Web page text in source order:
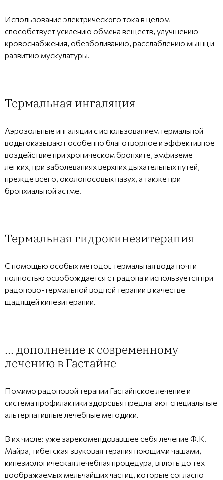
Использование электрического тока в целом
способствует усилению обмена веществ, улучшению
кровоснабжения, обезболиванию, расслаблению мышц и
развитию мускулатуры.
Термальная ингаляция
Аэрозольные ингаляции с использованием термальной
воды оказывают особенно благотворное и эффективное
воздействие при хроническом бронхите, эмфиземе
лёгких, при заболеваниях верхних дыхательных путей,
прежде всего, околоносовых пазух, а также при
бронхиальной астме.
Термальная гидрокинезитерапия
С помощью особых методов термальная вода почти
полностью освобождается от радона и используется при
радоново-термальной водной терапии в качестве
щадящей кинезитерапии.
... дополнение к современному
лечению в Гастайне
Помимо радоновой терапии Гастайнское лечение и
система профилактики здоровья предлагают специальные
альтернативные лечебные методики.
В их числе: уже зарекомендовавшее себя лечение Ф.К.
Майра, тибетская звуковая терапия поющими чашами,
кинезиологическая лечебная процедура, вплоть до тех
воображаемых мельчайших частиц, которые согласно